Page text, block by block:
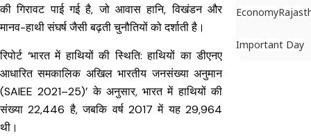
की गिरावट पाई गई है, जो आवास हानि, विखंडन और
मानव-हाथी संघर्ष जैसी बढ़ती चुनौतियों को दर्शाती है।
रिपोर्ट ‘भारत में हाथियों की स्थिति: हाथियों का डीएनए
आधारित समकालिक अखिल भारतीय जनसंख्या अनुमान
(SAIEE 2021–25)’ के अनुसार, भारत में हाथियों की
संख्या 22,446 है, जबकि वर्ष 2017 में यह 29,964
थी।
Economy
Important Day